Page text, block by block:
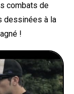
combats de
dessinées à la
!